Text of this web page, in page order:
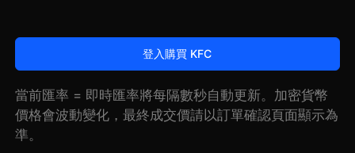
登入購買 KFC
當前匯率 = 即時匯率將每隔數秒自動更新。加密貨幣
價格會波動變化，最終成交價請以訂單確認頁面顯示為
準。